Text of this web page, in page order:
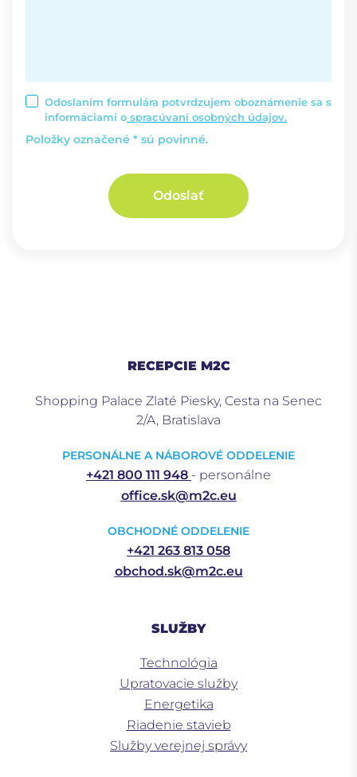
Odoslaním formulára potvrdzujem oboznámenie sa s
informáciami o spracúvaní osobných údajov.
Položky označené * sú povinné.
Odoslať
RECEPCIE M2C
Shopping Palace Zlaté Piesky, Cesta na Senec
2/A, Bratislava
PERSONÁLNE A NÁBOROVÉ ODDELENIE
+421 800 111 948 - personálne
office.sk@m2c.eu
OBCHODNÉ ODDELENIE
+421 263 813 058
obchod.sk@m2c.eu
SLUŽBY
Technológia
Upratovacie služby
Energetika
Riadenie stavieb
Služby verejnej správy